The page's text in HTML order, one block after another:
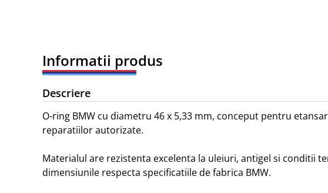
Informatii produs
Descriere
O-ring BMW cu diametru 46 x 5,33 mm, conceput pentru
reparatiilor autorizate.
Materialul are rezistenta excelenta la uleiuri, antigel si conditii
dimensiunile respecta specificatiile de fabrica BMW.